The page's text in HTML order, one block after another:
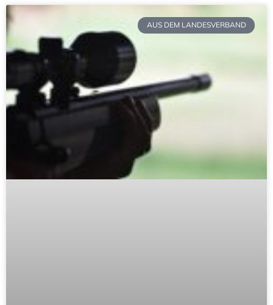
AUS DEM LANDESVERBAND